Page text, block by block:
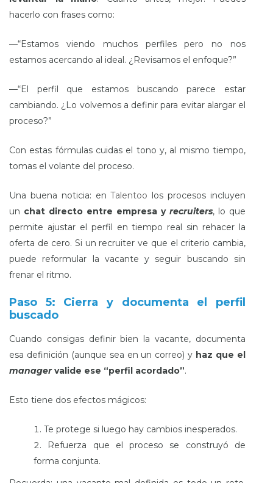
hacerlo con frases como:
—“Estamos viendo muchos perfiles pero no nos
estamos acercando al ideal. ¿Revisamos el enfoque?”
—“El perfil que estamos buscando parece estar
cambiando. ¿Lo volvemos a definir para evitar alargar el
proceso?”
Con estas fórmulas cuidas el tono y, al mismo tiempo,
tomas el volante del proceso.
Una buena noticia: enTalentoo los procesos incluyen
un chat directo entre empresa y recruiters, lo que
permite ajustar el perfil en tiempo real sin rehacer la
oferta de cero. Si un recruiter ve que el criterio cambia,
puede reformular la vacante y seguir buscando sin
frenar el ritmo.
Paso 5: Cierra y documenta el perfil
buscado
Cuando consigas definir bien la vacante, documenta
esa definición (aunque sea en un correo) y haz que el
managervalide ese “perfil acordado”.
Esto tiene dos efectos mágicos:
Te protege si luego hay cambios inesperados.
Refuerza que el proceso se construyó de
forma conjunta.